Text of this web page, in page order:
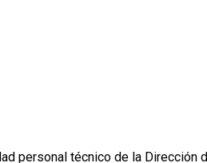
personal técnico de la